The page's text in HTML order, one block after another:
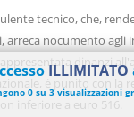
tecnico, che,
arreca nocumento agli
dinanzi
è punito con la
inferiore a euro 516.
ILLIMITATO
0 su 3 visualizzazioni